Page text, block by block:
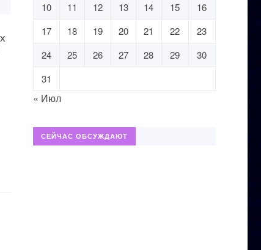
10
11 12 13 14 15
16
17
18 19 20 21 22
23
24
25 26 27 28 29
30
31
« Июл
СЕЙЧАС ОБСУЖДАЮТ